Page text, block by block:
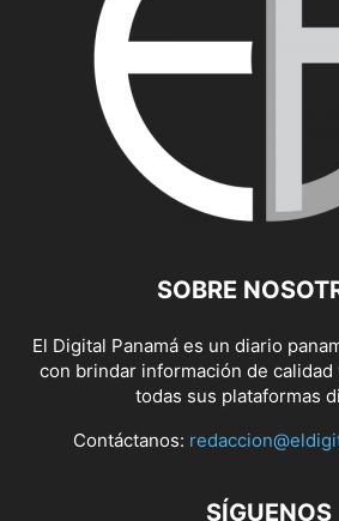
SOBRE
El Digital Panamá es un diario
con brindar información de calidad
todas sus plataformas
Contáctanos:
SÍGUENOS